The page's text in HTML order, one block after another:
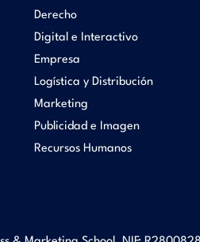
Derecho
Digital e Interactivo
Empresa
Logística y Distribución
Marketing
Publicidad e Imagen
Recursos Humanos